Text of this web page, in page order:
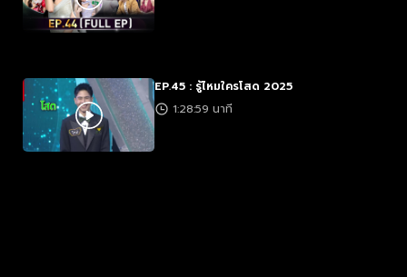
EP.45 : รู้ไหมใครโสด 2025
1:28:59 นาที